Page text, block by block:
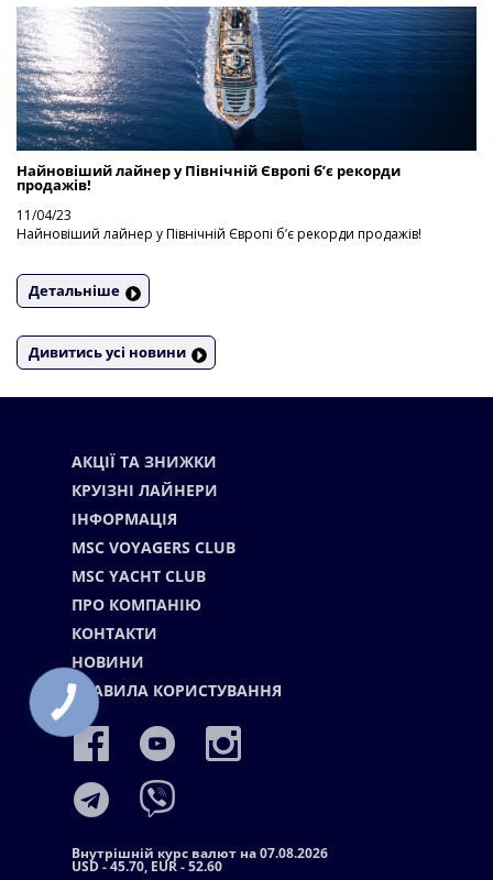
Найновіший лайнер у Північній Європі б’є рекорди
продажів!
11/04/23
Найновіший лайнер у Північній Європі б’є рекорди продажів!
Детальніше
Дивитись усі новини
АКЦІЇ ТА ЗНИЖКИ
КРУІЗНІ ЛАЙНЕРИ
ІНФОРМАЦІЯ
MSC VOYAGERS CLUB
MSC YACHT CLUB
ПРО КОМПАНІЮ
КОНТАКТИ
НОВИНИ
ПРАВИЛА КОРИСТУВАННЯ
Внутрішній курс валют на 07.08.2026
USD - 45.70, EUR - 52.60
КНОПКА
СВЯЗИ